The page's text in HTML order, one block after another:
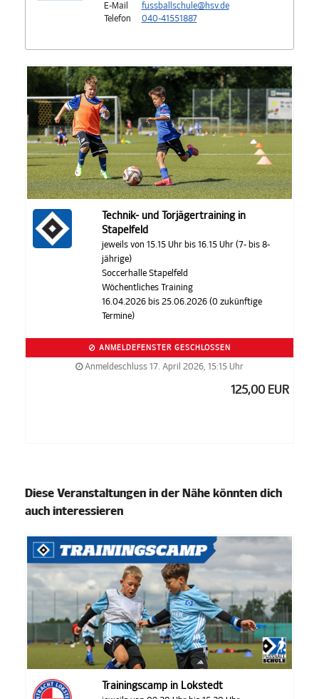
E-Mail
fussballschule@hsv.de
Telefon
040-41551887
Technik- und Torjägertraining in
Stapelfeld
jeweils von 15.15 Uhr bis 16.15 Uhr (7- bis 8-
jährige)
Soccerhalle Stapelfeld
Wöchentliches Training
16.04.2026 bis 25.06.2026 (0 zukünftige
Termine)
ANMELDEFENSTER GESCHLOSSEN
Anmeldeschluss 17. April 2026, 15:15 Uhr
125,00 EUR
Diese Veranstaltungen in der Nähe könnten dich
auch interessieren
Trainingscamp in Lokstedt